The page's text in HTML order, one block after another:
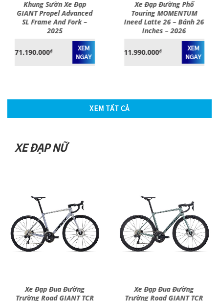
Khung Sườn Xe Đạp
GIANT Propel Advanced
SL Frame And Fork –
2025
71.190.000₫
NGAY
Xe Đạp Đường Phố
Touring MOMENTUM
Ineed Latte 26 – Bánh 26
Inches – 2026
11.990.000₫
NGAY
XEM TẤT CẢ
XE ĐẠP NỮ
Xe Đạp Đua Đường
Trường Road GIANT TCR
Xe Đạp Đua Đường
Trường Road GIANT TCR